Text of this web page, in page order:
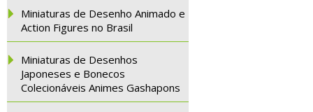
Miniaturas de Desenho Animado e
Action Figures no Brasil
Miniaturas de Desenhos
Japoneses e Bonecos
Colecionáveis Animes Gashapons